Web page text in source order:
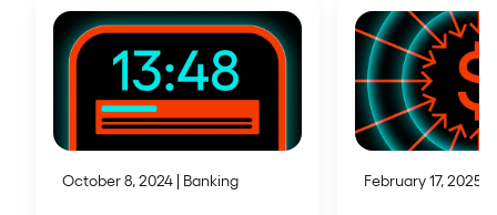
October 8, 2024 | Banking February 17, 2025 |